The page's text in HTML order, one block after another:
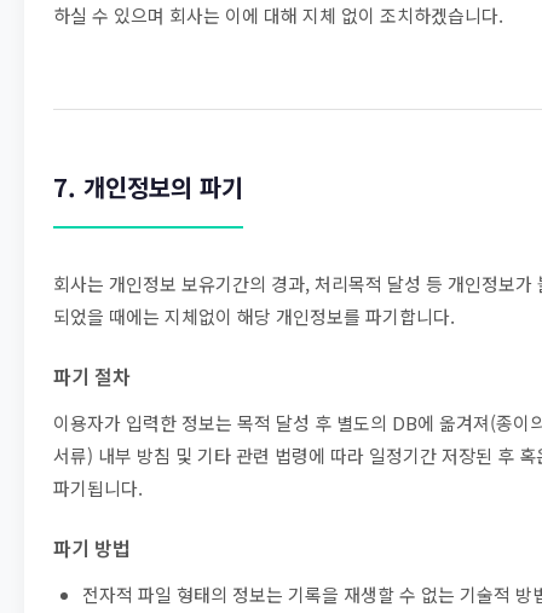
하실 수 있으며 회사는 이에 대해 지체 없이 조치하겠습니다.
7. 개인정보의 파기
회사는 개인정보 보유기간의 경과, 처리목적 달성 등 개인정보가
되었을 때에는 지체없이 해당 개인정보를 파기합니다.
파기 절차
이용자가 입력한 정보는 목적 달성 후 별도의 DB에 옮겨져(종이
서류) 내부 방침 및 기타 관련 법령에 따라 일정기간 저장된 후 혹
파기됩니다.
파기 방법
전자적 파일 형태의 정보는 기록을 재생할 수 없는 기술적 방